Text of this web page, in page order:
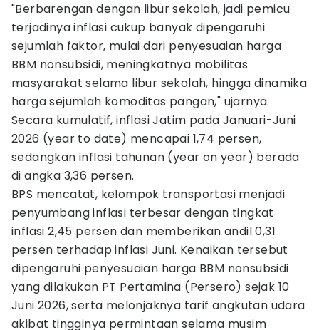
"Berbarengan dengan libur sekolah, jadi pemicu
terjadinya inflasi cukup banyak dipengaruhi
sejumlah faktor, mulai dari penyesuaian harga
BBM nonsubsidi, meningkatnya mobilitas
masyarakat selama libur sekolah, hingga dinamika
harga sejumlah komoditas pangan," ujarnya.
Secara kumulatif, inflasi Jatim pada Januari-Juni
2026 (year to date) mencapai 1,74 persen,
sedangkan inflasi tahunan (year on year) berada
di angka 3,36 persen.
BPS mencatat, kelompok transportasi menjadi
penyumbang inflasi terbesar dengan tingkat
inflasi 2,45 persen dan memberikan andil 0,31
persen terhadap inflasi Juni. Kenaikan tersebut
dipengaruhi penyesuaian harga BBM nonsubsidi
yang dilakukan PT Pertamina (Persero) sejak 10
Juni 2026, serta melonjaknya tarif angkutan udara
akibat tingginya permintaan selama musim